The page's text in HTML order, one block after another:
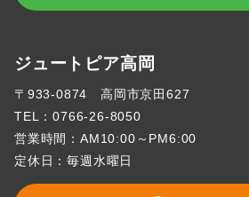
ジュートピア高岡
〒933-0874 高岡市京田627
TEL：0766-26-8050
営業時間：AM10:00～PM6:00
定休日：毎週水曜日